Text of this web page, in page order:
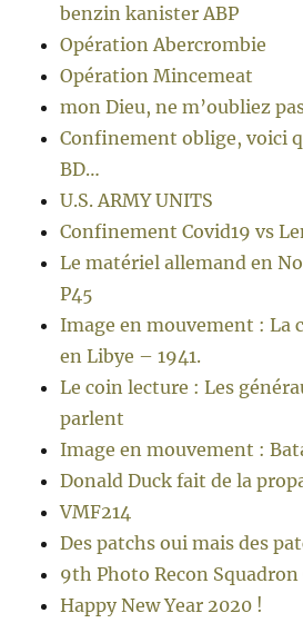
benzin kanister ABP
Opération Abercrombie
Opération Mincemeat
mon Dieu, ne m’oubliez
Confinement oblige, voici
BD…
U.S. ARMY UNITS
Confinement Covid19 vs
Le matériel allemand en
P45
Image en mouvement : La
en Libye – 1941.
Le coin lecture : Les
parlent
Image en mouvement :
Donald Duck fait de la
VMF214
Des patchs oui mais des
9th Photo Recon Squadron
Happy New Year 2020 !